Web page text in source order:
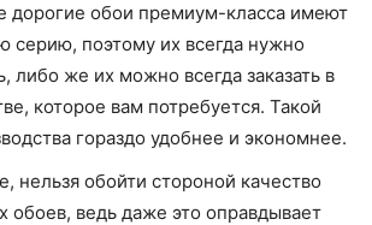
дорогие обои премиум-класса имеют
серию, поэтому их всегда нужно
либо же их можно всегда заказать в
которое вам потребуется. Такой
гораздо удобнее и экономнее.
нельзя обойти стороной качество
обоев, ведь даже это оправдывает